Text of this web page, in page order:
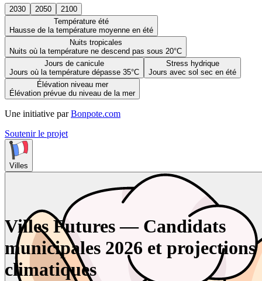
2030 2050
2100
Température été
Hausse de la température moyenne en été
Nuits tropicales
Nuits où la température ne descend pas sous 20°C
Jours de canicule
Jours où la température dépasse 35°C
Stress hydrique
Jours avec sol sec en été
Élévation niveau mer
Élévation prévue du niveau de la mer
Une initiative par Bonpote.com
Soutenir le projet
Villes
Villes Futures — Candidats
municipales 2026 et projections
climatiques